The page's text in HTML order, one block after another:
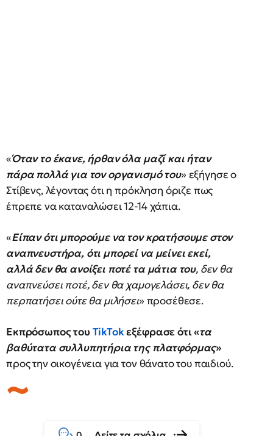
«Όταν το έκανε, ήρθαν όλα μαζί και ήταν
πάρα πολλά για τον οργανισμό του» εξήγησε ο
Στίβενς, λέγοντας ότι η πρόκληση όριζε πως
έπρεπε να καταναλώσει 12-14 χάπια.
«Είπαν ότι μπορούμε να τον κρατήσουμε στον
αναπνευστήρα, ότι μπορεί να μείνει εκεί,
αλλά δεν θα ανοίξει ποτέ τα μάτια του, δεν θα
αναπνεύσει ποτέ, δεν θα χαμογελάσει, δεν θα
περπατήσει ούτε θα μιλήσει» προσέθεσε.
Εκπρόσωπος του TikTokεξέφρασε ότι «τα
βαθύτατα συλλυπητήρια της πλατφόρμας»
προς την οικογένεια για τον θάνατο του παιδιού.